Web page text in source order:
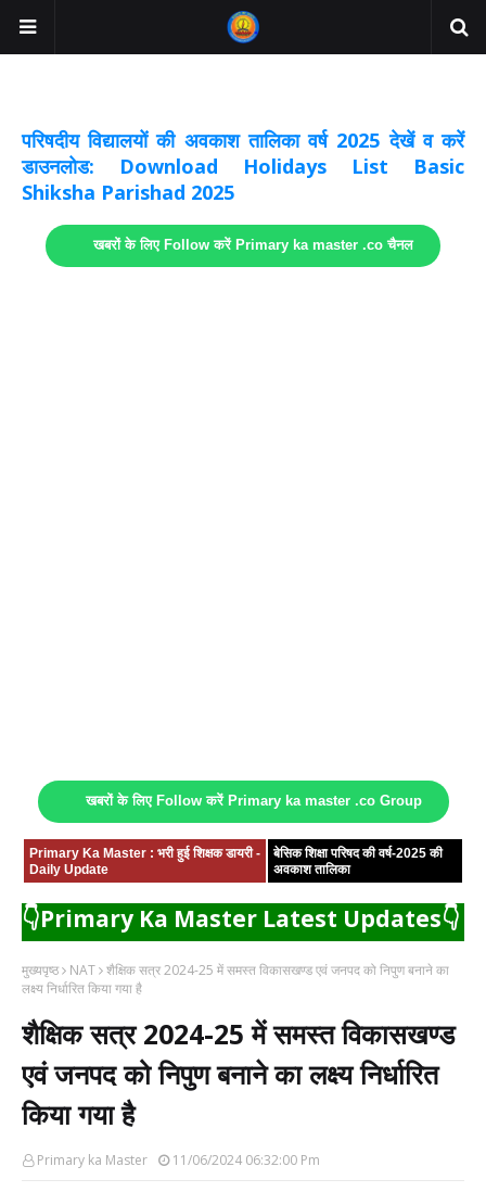
परिषदीय विद्यालयों की अवकाश तालिका वर्ष 2025 देखें व करें
डाउनलोड: Download Holidays List Basic
Shiksha Parishad 2025
खबरों के लिए Follow करें Primary ka master .co चैनल
खबरों के लिए Follow करें Primary ka master .co Group
Primary Ka Master : भरी हुई शिक्षक डायरी -
Daily Update
बेसिक शिक्षा परिषद की वर्ष-2025 की
अवकाश तालिका
👇Primary Ka Master Latest Updates👇
मुख्यपृष्ठ NAT शैक्षिक सत्र 2024-25 में समस्त विकासखण्ड एवं जनपद को निपुण बनाने का
लक्ष्य निर्धारित किया गया है
शैक्षिक सत्र 2024-25 में समस्त विकासखण्ड
एवं जनपद को निपुण बनाने का लक्ष्य निर्धारित
किया गया है
Primary ka Master 11/06/2024 06:32:00 Pm